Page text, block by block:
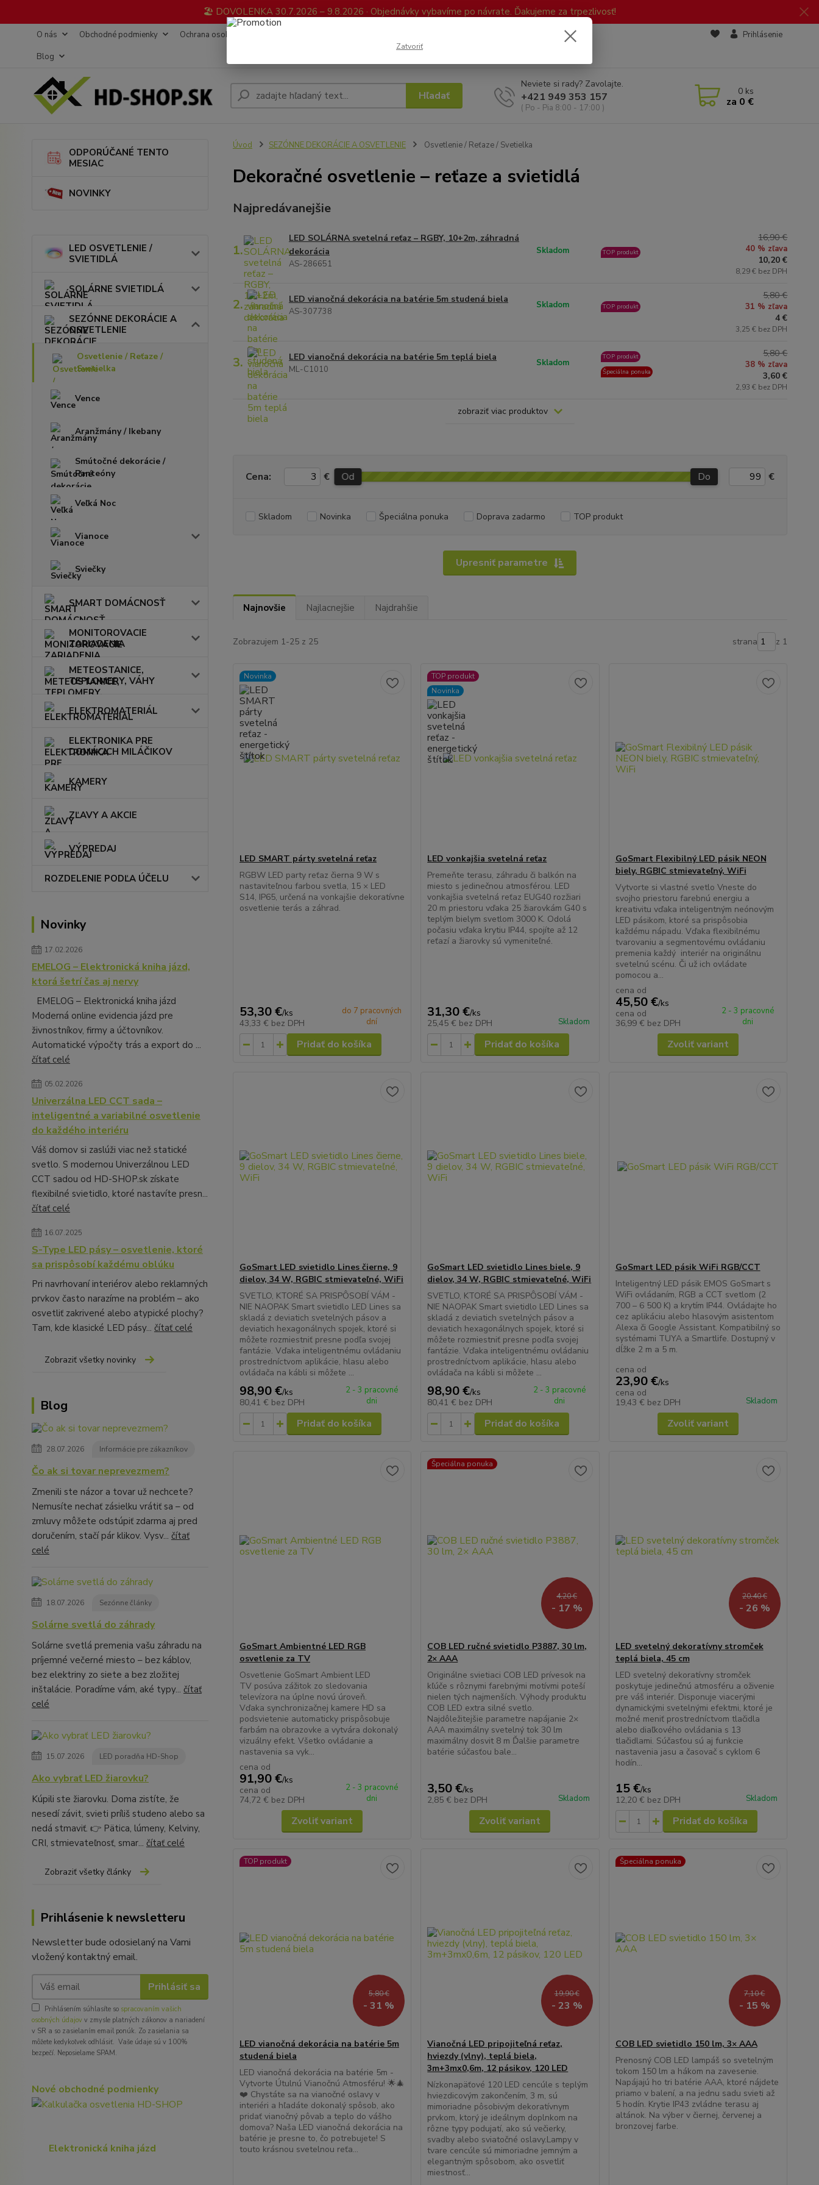
🏖️ DOVOLENKA 30.7.2026 – 9.8.2026 · Objednávky vybavíme po návrate. Ďakujeme za trpezlivosť!
O nás Obchodné podmienky Ochrana osobných údajov
Blog
Prihlásenie
Hľadať
Neviete si rady? Zavolajte.
+421 949 353 157
( Po - Pia 8:00 - 17:00 )
0 ks
za 0 €
ODPORÚČANÉ TENTO
MESIAC
NOVINKY
LED OSVETLENIE /
SVIETIDLÁ
SOLÁRNE SVIETIDLÁ
SEZÓNNE DEKORÁCIE A
OSVETLENIE
Osvetlenie / Reťaze /
Svetielka
Vence
Aranžmány / Ikebany
Smútočné dekorácie /
Panteóny
Veľká Noc
Vianoce
Sviečky
SMART DOMÁCNOSŤ
MONITOROVACIE
ZARIADENIA
METEOSTANICE,
TEPLOMERY, VÁHY
ELEKTROMATERIÁL
ELEKTRONIKA PRE
DOMÁCICH MILÁČIKOV
KAMERY
ZĽAVY A AKCIE
VÝPREDAJ
ROZDELENIE PODĽA ÚČELU
Novinky
17.02.2026
EMELOG – Elektronická kniha jázd,
ktorá šetrí čas aj nervy
EMELOG – Elektronická kniha jázd
Moderná online evidencia jázd pre
živnostníkov, firmy a účtovníkov.
Automatické výpočty trás a export do ...
čítať celé
05.02.2026
Univerzálna LED CCT sada –
inteligentné a variabilné osvetlenie
do každého interiéru
Váš domov si zaslúži viac než statické
svetlo. S modernou Univerzálnou LED
CCT sadou od HD-SHOP.sk získate
flexibilné svietidlo, ktoré nastavíte presn...
čítať celé
16.07.2025
S-Type LED pásy – osvetlenie, ktoré
sa prispôsobí každému oblúku
Pri navrhovaní interiérov alebo reklamných
prvkov často narazíme na problém – ako
osvetliť zakrivené alebo atypické plochy?
Tam, kde klasické LED pásy... čítať celé
Zobraziť všetky novinky
Blog
28.07.2026 Informácie pre zákazníkov
Čo ak si tovar neprevezmem?
Zmenili ste názor a tovar už nechcete?
Nemusíte nechať zásielku vrátiť sa – od
zmluvy môžete odstúpiť zdarma aj pred
doručením, stačí pár klikov. Vysv... čítať
celé
18.07.2026 Sezónne články
Solárne svetlá do záhrady
Solárne svetlá premenia vašu záhradu na
príjemné večerné miesto – bez káblov,
bez elektriny zo siete a bez zložitej
inštalácie. Poradíme vám, aké typy... čítať
celé
15.07.2026 LED poradňa HD-Shop
Ako vybrať LED žiarovku?
Kúpili ste žiarovku. Doma zistíte, že
nesedí závit, svieti príliš studeno alebo sa
nedá stmaviť. 👉 Pätica, lúmeny, Kelviny,
CRI, stmievateľnosť, smar... čítať celé
Zobraziť všetky články
Prihlásenie k newsletteru
Newsletter bude odosielaný na Vami
vložený kontaktný email.
Prihlásiť sa
Prihlásením súhlasíte so spracovaním vašich
osobných údajov v zmysle platných zákonov a nariadení
v SR a so zasielaním email ponúk. Zo zasielania sa
môžete kedykoľvek odhlásiť. Vaše údaje sú v 100%
bezpečí. Neposielame SPAM.
Nové obchodné podmienky
Elektronická kniha jázd
Úvod SEZÓNNE DEKORÁCIE A OSVETLENIE Osvetlenie / Reťaze / Svetielka
Dekoračné osvetlenie – reťaze a svietidlá
Najpredávanejšie
1.
LED SOLÁRNA svetelná reťaz – RGBY, 10+2m, záhradná
dekorácia
AS-286651
Skladom TOP produkt
16,90 €
40 % zľava
10,20 €
8,29 € bez DPH
2. LED vianočná dekorácia na batérie 5m studená biela
AS-307738
Skladom TOP produkt
5,80 €
31 % zľava
4 €
3,25 € bez DPH
3. LED vianočná dekorácia na batérie 5m teplá biela
ML-C1010
Skladom
TOP produkt
Špeciálna ponuka
5,80 €
38 % zľava
3,60 €
2,93 € bez DPH
zobraziť viac produktov
Upresniť parametre
Cena: € Od Do €
Skladom Novinka Špeciálna ponuka Doprava zadarmo TOP produkt
Najnovšie Najlacnejšie Najdrahšie
Zobrazujem 1-25 z 25 strana z 1
Novinka
LED SMART párty svetelná reťaz
RGBW LED party reťaz čierna 9 W s
nastaviteľnou farbou svetla, 15 × LED
S14, IP65, určená na vonkajšie dekoratívne
osvetlenie terás a záhrad.
53,30 €/ks
43,33 € bez DPH
do 7 pracovných
dní
Pridať do košíka
TOP produkt
Novinka
LED vonkajšia svetelná reťaz
Premeňte terasu, záhradu či balkón na
miesto s jedinečnou atmosférou. LED
vonkajšia svetelná reťaz EUG40 rozžiari
20 m priestoru vďaka 25 žiarovkám G40 s
teplým bielym svetlom 3000 K. Odolá
počasiu vďaka krytiu IP44, spojíte až 12
reťazí a žiarovky sú vymeniteľné.
31,30 €/ks
25,45 € bez DPH Skladom
Pridať do košíka
GoSmart Flexibilný LED pásik NEON
biely, RGBIC stmievateľný, WiFi
Vytvorte si vlastné svetlo Vneste do
svojho priestoru farebnú energiu a
kreativitu vďaka inteligentným neónovým
LED pásikom, ktoré sa prispôsobia
každému nápadu. Vďaka flexibilnému
tvarovaniu a segmentovému ovládaniu
premenia každý interiér na originálnu
svetelnú scénu. Či už ich ovládate
pomocou a...
cena od
45,50 €/ks
cena od
36,99 € bez DPH
2 - 3 pracovné
dni
Zvoliť variant
GoSmart LED svietidlo Lines čierne, 9
dielov, 34 W, RGBIC stmievateľné, WiFi
SVETLO, KTORÉ SA PRISPÔSOBÍ VÁM -
NIE NAOPAK Smart svietidlo LED Lines sa
skladá z deviatich svetelných pásov a
deviatich hexagonálnych spojek, ktoré si
môžete rozmiestniť presne podľa svojej
fantázie. Vďaka inteligentnému ovládaniu
prostredníctvom aplikácie, hlasu alebo
ovládača na kábli si môžete ...
98,90 €/ks
80,41 € bez DPH
2 - 3 pracovné
dni
Pridať do košíka
GoSmart LED svietidlo Lines biele, 9
dielov, 34 W, RGBIC stmievateľné, WiFi
SVETLO, KTORÉ SA PRISPÔSOBÍ VÁM -
NIE NAOPAK Smart svietidlo LED Lines sa
skladá z deviatich svetelných pásov a
deviatich hexagonálnych spojek, ktoré si
môžete rozmiestniť presne podľa svojej
fantázie. Vďaka inteligentnému ovládaniu
prostredníctvom aplikácie, hlasu alebo
ovládača na kábli si môžete ...
98,90 €/ks
80,41 € bez DPH
2 - 3 pracovné
dni
Pridať do košíka
GoSmart LED pásik WiFi RGB/CCT
Inteligentný LED pásik EMOS GoSmart s
WiFi ovládaním, RGB a CCT svetlom (2
700 – 6 500 K) a krytím IP44. Ovládajte ho
cez aplikáciu alebo hlasovým asistentom
Alexa či Google Assistant. Kompatibilný so
systémami TUYA a Smartlife. Dostupný v
dĺžke 2 m a 5 m.
cena od
23,90 €/ks
cena od
19,43 € bez DPH Skladom
Zvoliť variant
GoSmart Ambientné LED RGB
osvetlenie za TV
Osvetlenie GoSmart Ambient LED
TV posúva zážitok zo sledovania
televízora na úplne novú úroveň.
Vďaka synchronizačnej kamere HD sa
podsvietenie automaticky prispôsobuje
farbám na obrazovke a vytvára dokonalý
vizuálny efekt. Všetko ovládanie a
nastavenia sa vyk...
cena od
91,90 €/ks
cena od
74,72 € bez DPH
2 - 3 pracovné
dni
Zvoliť variant
Špeciálna ponuka
4,20 €
- 17 %
COB LED ručné svietidlo P3887, 30 lm,
2× AAA
Originálne svietiaci COB LED prívesok na
kľúče s rôznymi farebnými motívmi poteší
nielen tých najmenších. Výhody produktu
COB LED extra silné svetlo.
Najdôležitejšie parametre napájanie 2×
AAA maximálny svetelný tok 30 lm
maximálny dosvit 8 m Ďalšie parametre
batérie súčasťou bale...
3,50 €/ks
2,85 € bez DPH Skladom
Zvoliť variant
20,40 €
- 26 %
LED svetelný dekoratívny stromček
teplá biela, 45 cm
LED svetelný dekoratívny stromček
poskytuje jedinečnú atmosféru a oživenie
pre váš interiér. Disponuje viacerými
dynamickými svetelnými efektmi, ktoré je
možné meniť prostredníctvom tlačidla
alebo diaľkového ovládania s 13
tlačidlami. Súčasťou sú aj funkcie
nastavenia jasu a časovač s cyklom 6
hodín...
15 €/ks
12,20 € bez DPH Skladom
Pridať do košíka
TOP produkt
5,80 €
- 31 %
LED vianočná dekorácia na batérie 5m
studená biela
LED vianočná dekorácia na batérie 5m -
Vytvorte Útulnú Vianočnú Atmosféru! 🌟🎄
❤️ Chystáte sa na vianočné oslavy v
interiéri a hľadáte dokonalý spôsob, ako
pridať vianočný pôvab a teplo do vášho
domova? Naša LED vianočná dekorácia na
batérie je presne to, čo potrebujete! S
touto krásnou svetelnou reťa...
19,90 €
- 23 %
Vianočná LED pripojiteľná reťaz,
hviezdy (vlny), teplá biela,
3m+3mx0,6m, 12 pásikov, 120 LED
Nízkonapäťové 120 LED cencúle s teplým
hviezdicovým zakončením, 3 m, sú
mimoriadne pôsobivým dekoratívnym
prvkom, ktorý je ideálnym doplnkom na
rôzne typy podujatí, ako sú večierky,
svadby alebo sviatočné oslavy.Lampy v
tvare cencúle sú mimoriadne jemným a
elegantným spôsobom, ako osvetliť
miestnosť...
Špeciálna ponuka
7,10 €
- 15 %
COB LED svietidlo 150 lm, 3× AAA
Prenosný COB LED lampáš so svetelným
tokom 150 lm a hákom na zavesenie.
Napájajú ho tri batérie AAA, ktoré nájdete
priamo v balení, a na jednu sadu svieti až
5 hodín. Krytie IP43 zvládne terasu aj
altánok. Na výber v čiernej, červenej a
bronzovej farbe.
Zatvoriť